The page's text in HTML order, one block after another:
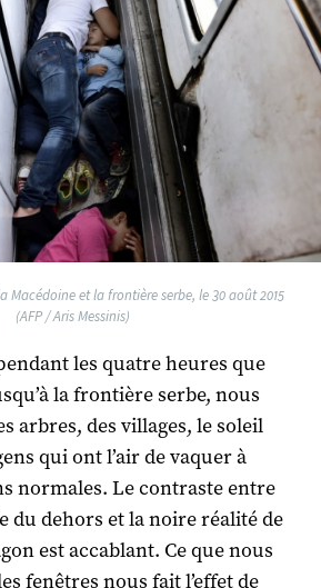
Macédoine et la frontière serbe, le 30 août 2015
(AFP / Aris Messinis)
les quatre heures que
la frontière serbe, nous
arbres, des villages, le soleil
qui ont l’air de vaquer à
normales. Le contraste entre
du dehors et la noire réalité de
est accablant. Ce que nous
fenêtres nous fait l’effet de